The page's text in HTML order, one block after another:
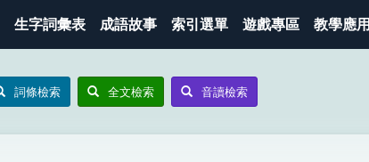
生字詞彙表 成語故事 索引選單 遊戲專區 教學應用
詞條檢索 全文檢索 音讀檢索